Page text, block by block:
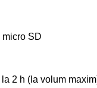
SD
2 h (la volum